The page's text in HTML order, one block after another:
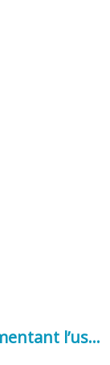
Arrêté préfectoral réglementant l’usage de l’eau